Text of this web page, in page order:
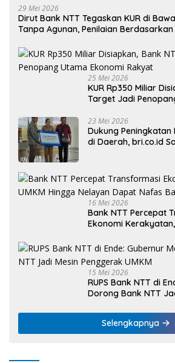
29 Mei 2026
Dirut Bank NTT Tegaskan KUR di
Tanpa Agunan, Penilaian
25 Mei 2026
KUR Rp350 Miliar
Target Jadi
23 Mei 2026
Dukung Peningkatan
di Daerah, bri.co.id
16 Mei 2026
Bank NTT Percepat
Ekonomi
15 Mei 2026
RUPS Bank NTT di
Dorong Bank NTT
Selengkapnya